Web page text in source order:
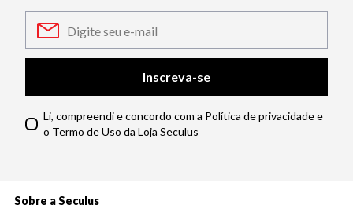
Inscreva-se
Li, compreendi e concordo com a Política de privacidade e
o Termo de Uso da Loja Seculus
Sobre a Seculus